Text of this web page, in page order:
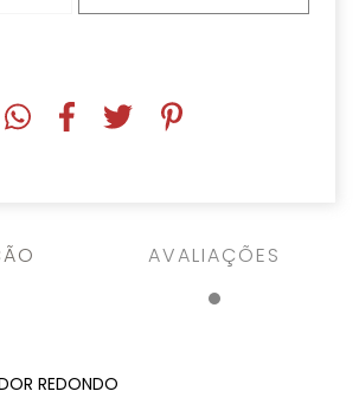
AVALIAÇÕES
REDONDO